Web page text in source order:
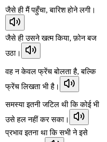
जैसे ही मैं पहुँचा, बारिश होने लगी।
जैसे ही उसने खत्म किया, फ़ोन बज
उठा।
वह न केवल फ्रेंच बोलता है, बल्कि
फ्रेंच लिखता भी है।
समस्या इतनी जटिल थी कि कोई भी
उसे हल नहीं कर सका।
प्रभाव इतना था कि सभी ने इसे